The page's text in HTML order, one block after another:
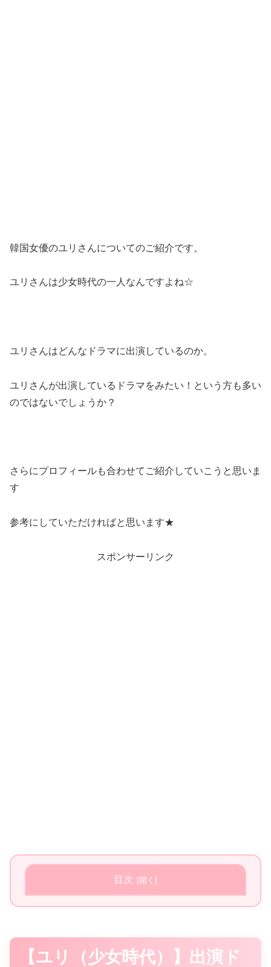
韓国女優のユリさんについてのご紹介です。
ユリさんは少女時代の一人なんですよね☆
ユリさんはどんなドラマに出演しているのか。
ユリさんが出演しているドラマをみたい！という方も多い
のではないでしょうか？
さらにプロフィールも合わせてご紹介していこうと思いま
す
参考にしていただければと思います★
スポンサーリンク
目次
【ユリ（少女時代）】出演ド